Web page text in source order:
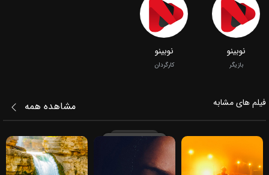
نوبینو
بازیگر
نوبینو
کارگردان
فیلم‌ های مشابه مشاهده همه